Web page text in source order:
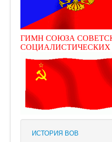
ГИМН СОЮЗА
СОЦИАЛИСТИЧЕСКИХ
ИСТОРИЯ ВОВ